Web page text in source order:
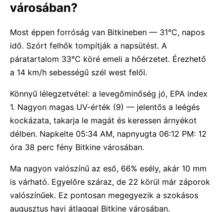
városában?
Most éppen forróság van Bitkineben — 31°C, napos
idő. Szórt felhők tompítják a napsütést. A
páratartalom 33°C köré emeli a hőérzetet. Érezhető
a 14 km/h sebességű szél west felől.
Könnyű lélegzetvétel: a levegőminőség jó, EPA index
1. Nagyon magas UV-érték (9) — jelentős a leégés
kockázata, takarja le magát és keressen árnyékot
délben. Napkelte 05:34 AM, napnyugta 06:12 PM: 12
óra 38 perc fény Bitkine városában.
Ma nagyon valószínű az eső, 66% esély, akár 10 mm
is várható. Egyelőre száraz, de 22 körül már záporok
valószínűek. Ez pontosan megegyezik a szokásos
augusztus havi átlaggal Bitkine városában.